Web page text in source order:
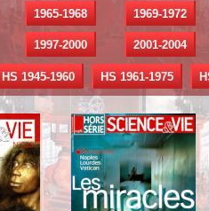
1965-1968 1969-1972
1997-2000 2001-2004
HS 1945-1960 HS 1961-1975